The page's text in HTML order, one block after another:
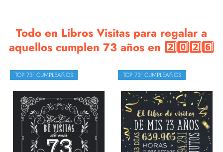
Todo en Libros Visitas para regalar a
aquellos cumplen 73 años en 2️⃣0️⃣2️⃣6️⃣
TOP 73º CUMPLEAÑOS TOP 73º CUMPLEAÑOS